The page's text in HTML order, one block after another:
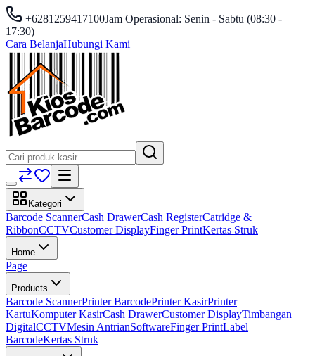
+6281259417100Jam Operasional: Senin - Sabtu (08:30 -
17:30)
Cara BelanjaHubungi Kami
Kategori
Barcode ScannerCash DrawerCash RegisterCatridge &
RibbonCCTVCustomer DisplayFinger PrintKertas Struk
Home
Page
Products
Barcode ScannerPrinter BarcodePrinter KasirPrinter
KartuKomputer KasirCash DrawerCustomer DisplayTimbangan
DigitalCCTVMesin AntrianSoftwareFinger PrintLabel
BarcodeKertas Struk